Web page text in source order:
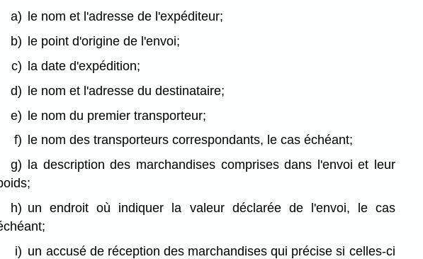
a)
le nom et l'adresse de l'expéditeur;
b)
le point d'origine de l'envoi;
c) la date d'expédition;
d) le nom et l'adresse du destinataire;
e) le nom du premier transporteur;
f)
le nom des transporteurs correspondants, le cas échéant;
g)
la description des marchandises comprises dans l'envoi et leur
h) un endroit où indiquer la valeur déclarée de l'envoi, le cas
i) un accusé de réception des marchandises qui précise si celles-ci